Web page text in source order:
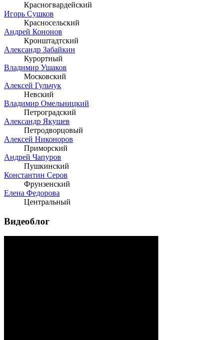
Красногвардейский
Игорь Сушков
Красносельский
Андрей Кононов
Кронштадтский
Александр Забайкин
Курортный
Владимир Ушаков
Московский
Алексей Гульчук
Невский
Владимир Омельницкий
Петроградский
Александр Якушев
Петродворцовый
Алексей Никоноров
Приморский
Андрей Чапуров
Пушкинский
Константин Серов
Фрунзенский
Елена Федорова
Центральный
Видеоблог